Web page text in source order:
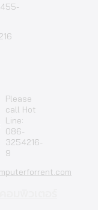
Please
call Hot
Line:
086-
3254216-
9